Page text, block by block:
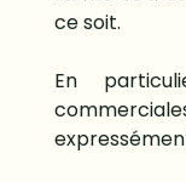
ce soit.
En